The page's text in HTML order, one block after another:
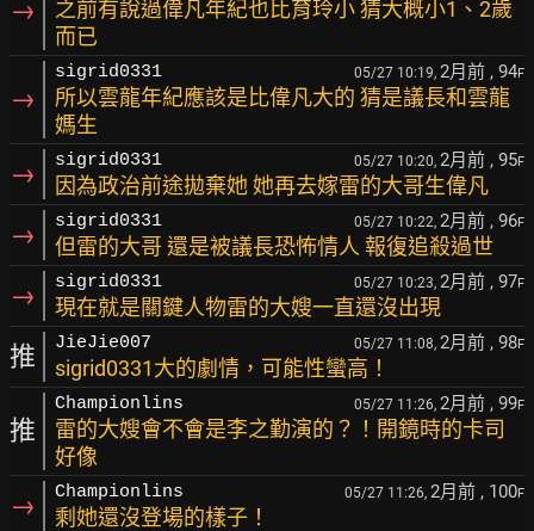
→
之前有說過偉凡年紀也比育玲小 猜大概小1、2歲
而已
→
sigrid0331 05/27 10:19, 2月前 , 94F
所以雲龍年紀應該是比偉凡大的 猜是議長和雲龍
媽生
→ sigrid0331 05/27 10:20, 2月前 , 95F
因為政治前途拋棄她 她再去嫁雷的大哥生偉凡
→ sigrid0331 05/27 10:22, 2月前 , 96F
但雷的大哥 還是被議長恐怖情人 報復追殺過世
→ sigrid0331 05/27 10:23, 2月前 , 97F
現在就是關鍵人物雷的大嫂一直還沒出現
推 JieJie007 05/27 11:08, 2月前 , 98F
sigrid0331大的劇情，可能性蠻高！
推
Championlins 05/27 11:26, 2月前 , 99F
雷的大嫂會不會是李之勤演的？！開鏡時的卡司
好像
→ Championlins 05/27 11:26, 2月前 , 100F
剩她還沒登場的樣子！